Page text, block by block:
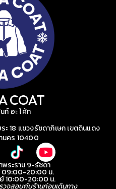
COAT
ท์ อะ โค้ท
18 แขวงรัชดาภิเษก เขตดินแดง
นคร 10400
พระราม 9-รัชดา
09:00-20:00 น.
10:00-20:00 น.
จสอบกับร้านก่อนเดินทาง